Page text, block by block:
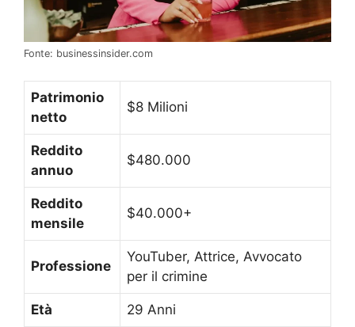
Fonte: businessinsider.com
Patrimonio
netto
$8 Milioni
Reddito
annuo
$480.000
Reddito
mensile
$40.000+
Professione
YouTuber, Attrice, Avvocato
per il crimine
Età 29 Anni